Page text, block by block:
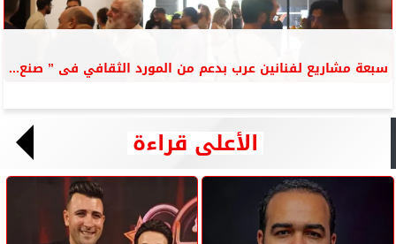
سبعة مشاريع لفنانين عرب بدعم من المورد الثقافي فى ” صنع...
الأعلى قراءة